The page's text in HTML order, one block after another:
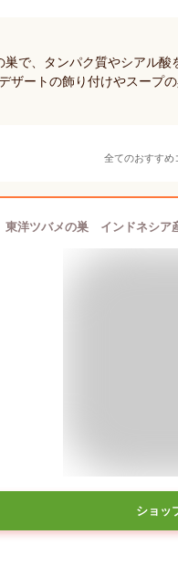
巣で、タンパク質やシアル
ザートの飾り付けやスープ
全てのおすすめ
東洋ツバメの巣 インドネシア
ショッ